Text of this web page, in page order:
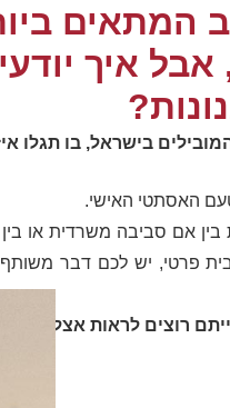
המתאים
איך
בישראל, בו תגלו
האסתטי האישי.
אם סביבה משרדית או
פרטי, יש לכם דבר
רוצים לראות אצלכם?